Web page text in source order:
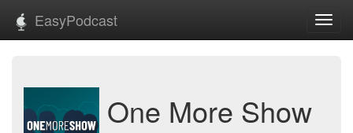
EasyPodcast
One More Show